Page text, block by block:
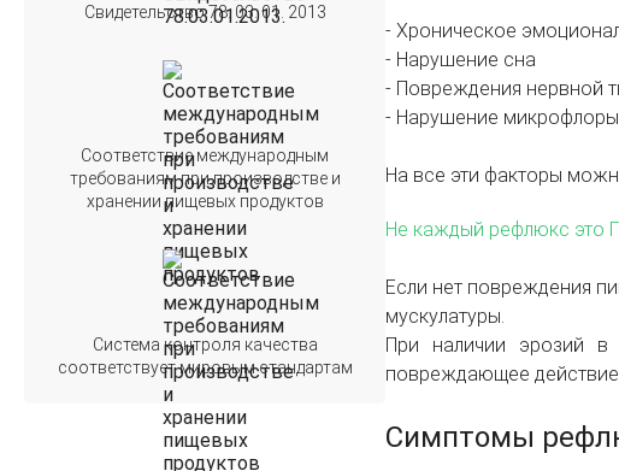
Свидетельство 78. 03. 01. 2013
Соответствие международным
требованиям при производстве и
хранении пищевых продуктов
Система контроля качества
соответствует мировым стандартам
- Хроническое
- Нарушение сна
- Повреждения нервной
- Нарушение микрофлоры
На все эти факторы
Не каждый рефлюкс это
Если нет повреждения
мускулатуры.
При наличии эрозий в
повреждающее
Симптомы